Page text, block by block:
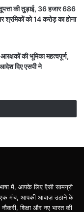
की तुड़ाई, 36 हजार 686
श्रमिकों को 14 करोड़ का होना
की भूमिका महत्वपूर्ण,
दिए एसपी ने
में, आपके लिए ऎसी सामग्री
मंच, आपकी आवाज़ उठाने के
शिक्षा और नए भारत की